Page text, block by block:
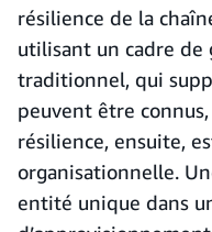
résilience de la
utilisant un cadre de
traditionnel, qui
peuvent être
résilience, ensuite,
organisationnelle.
entité unique dans